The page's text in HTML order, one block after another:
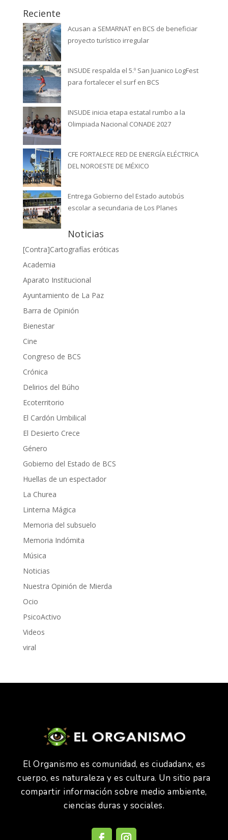
Reciente
Acusan a SEMARNAT en BCS de beneficiar
proyecto turístico irregular
INSUDE respalda el 5.º San Juanico LogFest
para fortalecer el surf en BCS
INSUDE inicia etapa estatal rumbo a la
Olimpiada Nacional CONADE 2027
CFE FORTALECE RED DE ENERGÍA ELÉCTRICA
DEL NOROESTE DE MÉXICO
Entrega Gobierno del Estado autobús
escolar a secundaria de Los Planes
Noticias
[Contra]Cartografías eróticas
Academia
Aparato Institucional
Ayuntamiento de La Paz
Barra de Opinión
Bienestar
Cine
Congreso de BCS
Crónica
Delirios del Búho
Ecoterritorio
El Cardón Umbilical
El Desierto Crece
Género
Gobierno del Estado de BCS
Huellas de un espectador
La Churea
Linterna Mágica
Memoria del subsuelo
Memoria Indómita
Música
Noticias
Nuestra Opinión de Mierda
Ocio
PsicoActivo
Videos
viral
El Organismo es comunidad, es ciudadanx, es
cuerpo, es naturaleza y es cultura. Un sitio para
compartir información sobre medio ambiente,
ciencias duras y sociales.